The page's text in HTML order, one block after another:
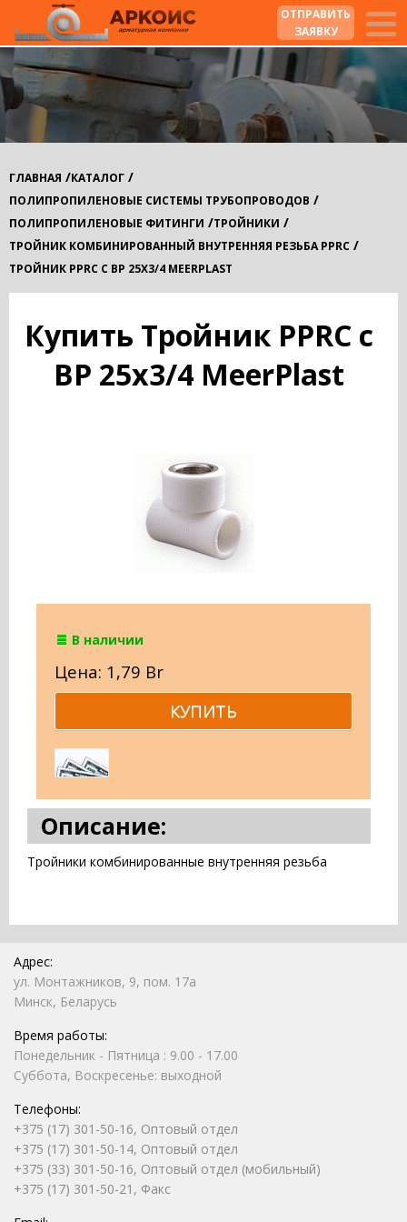
ОТПРАВИТЬ
ЗАЯВКУ
ГЛАВНАЯ /КАТАЛОГ /
ПОЛИПРОПИЛЕНОВЫЕ СИСТЕМЫ ТРУБОПРОВОДОВ /
ПОЛИПРОПИЛЕНОВЫЕ ФИТИНГИ /ТРОЙНИКИ /
ТРОЙНИК КОМБИНИРОВАННЫЙ ВНУТРЕННЯЯ РЕЗЬБА PPRC /
ТРОЙНИК PPRC С ВР 25Х3/4 MEERPLAST
Купить Тройник PPRC с
ВР 25х3/4 MeerPlast
В наличии
Цена: 1,79 Br
Описание:
Тройники комбинированные внутренняя резьба
Адрес:
ул. Монтажников, 9, пом. 17а
Минск, Беларусь
Время работы:
Понедельник - Пятница : 9.00 - 17.00
Суббота, Воскресенье: выходной
Телефоны:
+375 (17) 301-50-16, Оптовый отдел
+375 (17) 301-50-14, Оптовый отдел
+375 (33) 301-50-16, Оптовый отдел (мобильный)
+375 (17) 301-50-21, Факс